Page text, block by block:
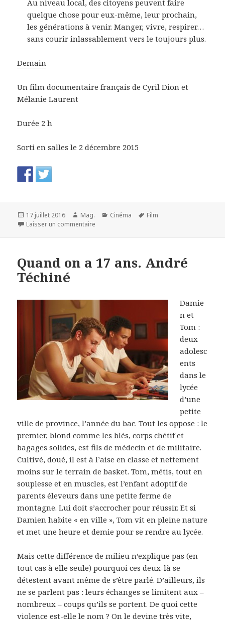
Au niveau local, des citoyens peuvent faire
quelque chose pour eux-même, leur prochain,
les générations à venir. Manger, vivre, respirer…
sans courir inlassablement vers le toujours plus.
Demain
Un film documentaire français de Cyril Dion et
Mélanie Laurent
Durée 2 h
Sorti en salles le 2 décembre 2015
Publié
le
17 juillet 2016 Auteur
Mag. Catégories
Cinéma
Mots-
Film
Laisser un commentaire
Quand on a 17 ans. André
Téchiné
Damie
n et
Tom :
deux
adolesc
ents
dans le
lycée
d’une
petite
ville de province, l’année du bac. Tout les oppose : le
premier, blond comme les blés, corps chétif et
bagages solides, est fils de médecin et de militaire.
Cultivé, doué, il est à l’aise en classe et nettement
moins sur le terrain de basket. Tom, métis, tout en
souplesse et en muscles, est l’enfant adoptif de
parents éleveurs dans une petite ferme de
montagne. Lui doit s’accrocher pour réussir. Et si
Damien habite « en ville », Tom vit en pleine nature
et met une heure et demie pour se rendre au lycée.
Mais cette différence de milieu n’explique pas (en
tout cas à elle seule) pourquoi ces deux-là se
détestent avant même de s’être parlé. D’ailleurs, ils
ne se parlent pas : leurs échanges se limitent aux –
nombreux – coups qu’ils se portent. De quoi cette
violence est-elle le nom ? On le devine très vite,